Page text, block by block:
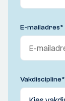
E-mailadres*
Vakdiscipline*